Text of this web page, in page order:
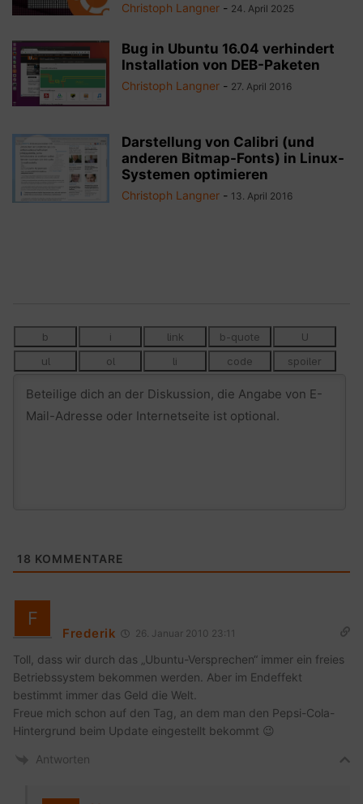
Christoph Langner - 24. April 2025
Bug in Ubuntu 16.04 verhindert
Installation von DEB-Paketen
Christoph Langner - 27. April 2016
Darstellung von Calibri (und
anderen Bitmap-Fonts) in Linux-
Systemen optimieren
Christoph Langner - 13. April 2016
18 KOMMENTARE
Frederik 26. Januar 2010 23:11
Toll, dass wir durch das „Ubuntu-Versprechen“ immer ein freies
Betriebssystem bekommen werden. Aber im Endeffekt
bestimmt immer das Geld die Welt.
Freue mich schon auf den Tag, an dem man den Pepsi-Cola-
Hintergrund beim Update eingestellt bekommt 😉
Antworten